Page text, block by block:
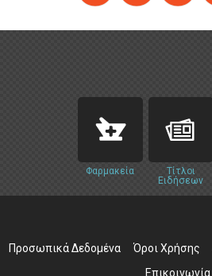
Φαρμακεία
Τίτλοι
Ειδήσεων
Προσωπικά Δεδομένα Όροι Χρήσης
Επικοινωνία